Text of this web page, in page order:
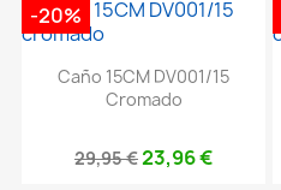
Caño 15CM DV001/15
Cromado
29,95 €23,96 €
-20%